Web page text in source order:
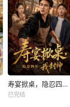
寿宴掀桌，隐忍四年我封神
已完结